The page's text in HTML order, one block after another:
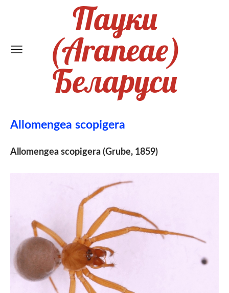
Пауки
(Araneae)
Беларуси
Allomengea scopigera
Allomengea scopigera (Grube, 1859)